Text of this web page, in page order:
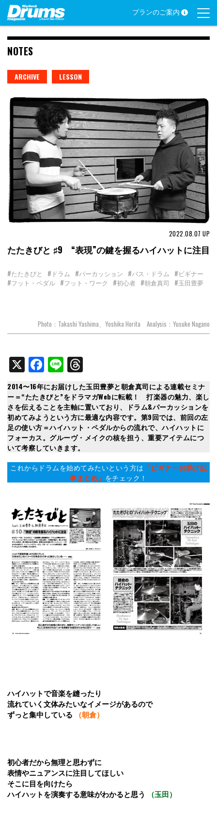
Skip
content
プランのご案内
NOTES
ARCHIVE LESSON
2022.08.07 UP
たたきびと ♯9 “表現”の鍵を握るハイハットに注目
#たたきびと #ドラム #パーカッション #バス・ドラム
#ビギナー
#フット・ペダル #フット・ワーク #初心者 #朝倉真司 #玉田豊夢
Photo：Takashi Yashima、Yoshika Horita Analysis：Yusuke Nagano
X Facebook
Line
2014〜16年にお届けした玉田豊夢と朝倉真司による連載セミナ
ー＝“たたきびと”をドラマガWebに転載！ 打楽器の魅力、楽し
さを伝えることを主軸に置いており、ドラム&パーカッションを
初めてみようという方に最適な内容です。 第9回では、前回の左
足の使い方＝ハイハット・ペダルからの流れで、ハイハットに
フォーカス。グルーヴ・メイクの核を担う、重要アイテムにつ
いて考察していきます。
これからドラムを始めてみたいという方は 「ビギナーお助け記
事まとめ」 をチェック！
ハイハットで音楽を縫ったり
流れていく文体みたいなイメージがあるので
ずっと集中している
（朝倉）
初心者だから無理と思わずに
表情やニュアンスに注目してほしい
そこに目を向けたら
ハイハットを演奏する意味がわかると思う
（玉田）